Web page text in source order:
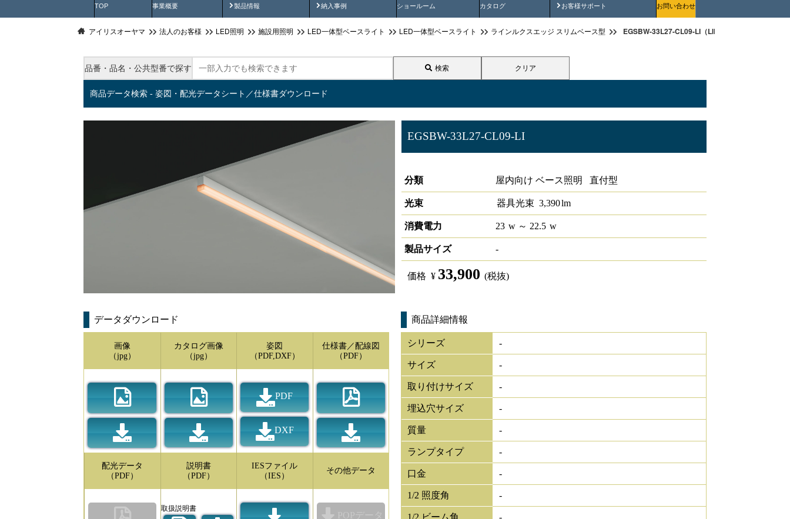
TOP 事業概要 製品情報
製品動画 納入事例
納入事例動画 ショールーム カタログ お客様サポート
安全にご使用いただくためにお問い合わせ
アイリスオーヤマ 法人のお客様 LED照明 施設用照明 LED一体型ベースライト LED一体型ベースライト ラインルクスエッジ スリムベース型 EGSBW-33L27-CL09-LI（LIDIOラインルクスエッ
品番・品名・公共型番で探す 検索 クリア
商品データ検索 - 姿図・配光データシート／仕様書ダウンロード
EGSBW-33L27-CL09-LI
分類
屋内向け ベース照明 直付型
光束 器具光束 3,390lm
消費電力 23 w ～ 22.5 w
製品サイズ -
価格 ¥ 33,900 (税抜)
データダウンロード
画像
（jpg）
カタログ画像
（jpg）
姿図
（PDF,DXF）
PDF
DXF
仕様書／配線図
（PDF）
配光データ
（PDF）
説明書
（PDF）
取扱説明書
IESファイル
（IES）
その他データ
POPデータ
商品詳細情報
シリーズ -
サイズ -
取り付けサイズ -
埋込穴サイズ -
質量 -
ランプタイプ -
口金 -
1/2 照度角 -